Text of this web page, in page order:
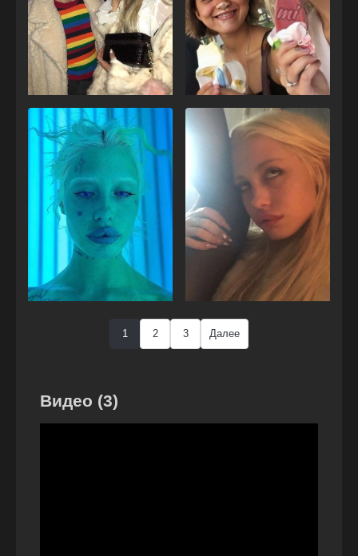
1 2 3 Далее
Видео (3)